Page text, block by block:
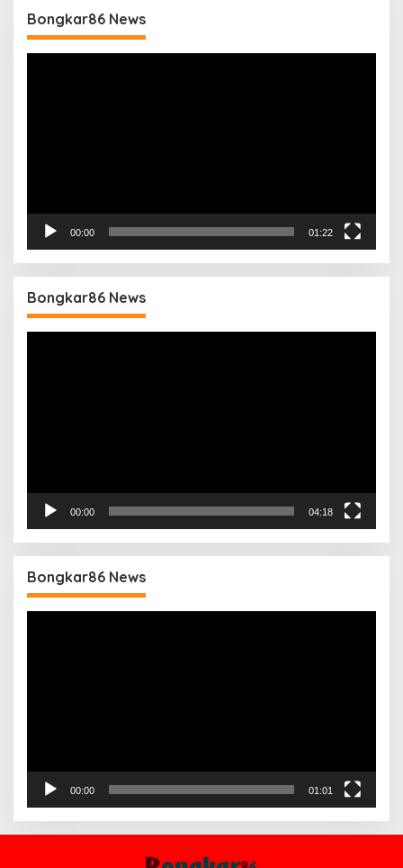
Bongkar86 News
00:00 01:22
Bongkar86 News
00:00 04:18
Bongkar86 News
00:00 01:01